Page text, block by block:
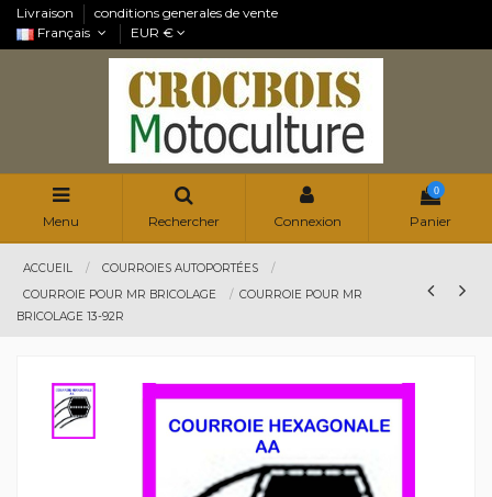
Livraison
conditions generales de vente
Français
EUR €
Menu Rechercher Connexion
0
Panier
ACCUEIL
COURROIES AUTOPORTÉES
COURROIE POUR MR BRICOLAGE
COURROIE POUR MR
BRICOLAGE 13-92R